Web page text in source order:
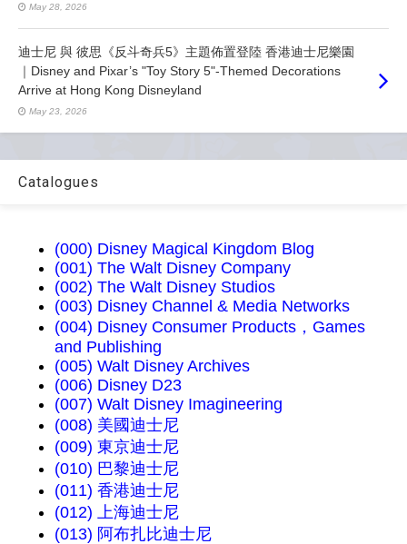
May 28, 2026
迪士尼 與 彼思《反斗奇兵5》主題佈置登陸 香港迪士尼樂園
｜Disney and Pixar’s "Toy Story 5"-Themed Decorations
Arrive at Hong Kong Disneyland
May 23, 2026
Catalogues
(000) Disney Magical Kingdom Blog
(001) The Walt Disney Company
(002) The Walt Disney Studios
(003) Disney Channel & Media Networks
(004) Disney Consumer Products，Games
and Publishing
(005) Walt Disney Archives
(006) Disney D23
(007) Walt Disney Imagineering
(008) 美國迪士尼
(009) 東京迪士尼
(010) 巴黎迪士尼
(011) 香港迪士尼
(012) 上海迪士尼
(013) 阿布扎比迪士尼